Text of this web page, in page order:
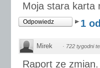
Moja stara karta
Odpowiedz 1
Mirek · 722 tygodni
Raport ze